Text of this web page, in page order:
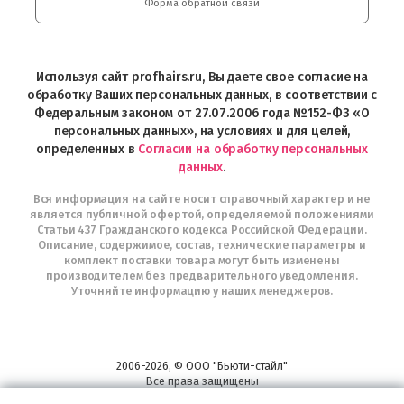
Интернет-
Telegram
Форма обратной связи
Используя сайт profhairs.ru, Вы даете свое согласие на
обработку Ваших персональных данных, в соответствии с
Федеральным законом от 27.07.2006 года №152-ФЗ «О
персональных данных», на условиях и для целей,
определенных в Согласии на обработку персональных
данных.
Вся информация на сайте носит справочный характер и не
является публичной офертой, определяемой положениями
Статьи 437 Гражданского кодекса Российской Федерации.
Описание, содержимое, состав, технические параметры и
комплект поставки товара могут быть изменены
производителем без предварительного уведомления.
Уточняйте информацию у наших менеджеров.
2006-2026, © ООО "Бьюти-стайл"
Все права защищены